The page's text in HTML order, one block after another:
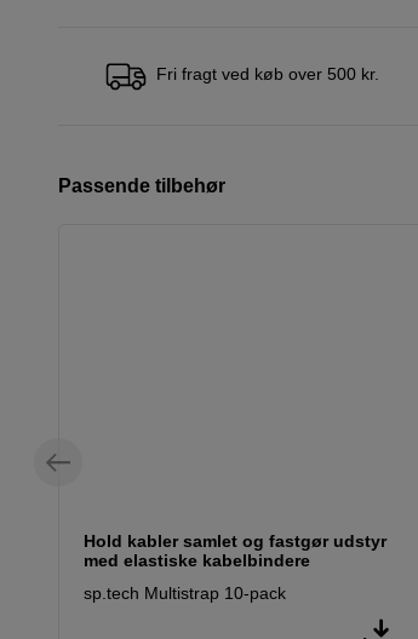
Fri fragt ved køb over 500 kr.
Passende tilbehør
Hold kabler samlet og fastgør udstyr
med elastiske kabelbindere
sp.tech Multistrap 10-pack